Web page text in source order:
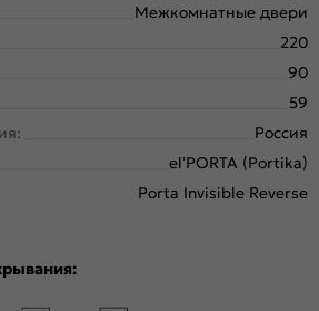
Межкомнатные двери
220
90
59
Россия
el’PORTA (Portika)
Porta Invisible Reverse